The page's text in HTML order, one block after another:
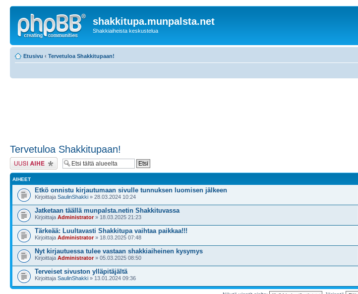
shakkitupa.munpalsta.net
Shakkiaiheista keskustelua
Etusivu ‹ Tervetuloa Shakkitupaan!
Tervetuloa Shakkitupaan!
Lähetä uusi viesti
AIHEET
Etkö onnistu kirjautumaan sivulle tunnuksen luomisen jälkeen
Kirjoittaja SaulinShakki » 28.03.2024 10:24
Jatketaan täällä munpalsta.netin Shakkituvassa
Kirjoittaja Administrator» 18.03.2025 21:23
Tärkeää: Luultavasti Shakkitupa vaihtaa paikkaa!!!
Kirjoittaja Administrator» 18.03.2025 07:48
Nyt kirjautuessa tulee vastaan shakkiaiheinen kysymys
Kirjoittaja Administrator» 05.03.2025 08:50
Terveiset sivuston ylläpitäjältä
Kirjoittaja SaulinShakki » 13.01.2024 09:36